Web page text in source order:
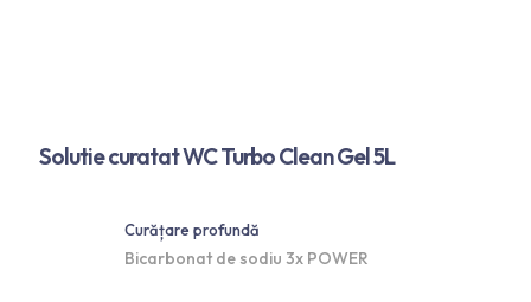
Solutie curatat WC Turbo Clean Gel 5L
Curățare profundă
Bicarbonat de sodiu 3x POWER